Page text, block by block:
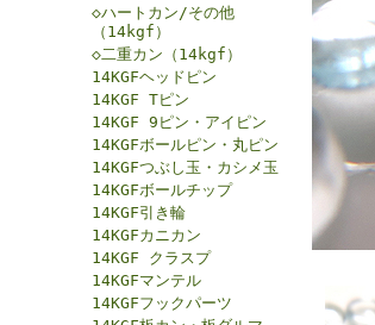
◇ハートカン/その他
（14kgf）
◇二重カン（14kgf）
14KGFヘッドピン
14KGF Tピン
14KGF 9ピン・アイピン
14KGFボールピン・丸ピン
14KGFつぶし玉・カシメ玉
14KGFボールチップ
14KGF引き輪
14KGFカニカン
14KGF クラスプ
14KGFマンテル
14KGFフックパーツ